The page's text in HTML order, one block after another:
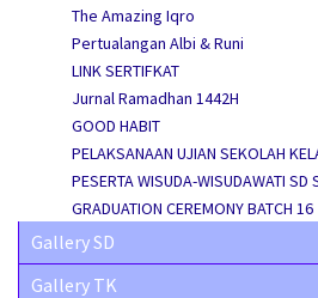
The Amazing Iqro
Pertualangan Albi & Runi
LINK SERTIFKAT
Jurnal Ramadhan 1442H
GOOD HABIT
PELAKSANAAN UJIAN SEKOLAH
PESERTA WISUDA-WISUDAWATI SD
GRADUATION CEREMONY BATCH 16
Gallery SD
Gallery TK